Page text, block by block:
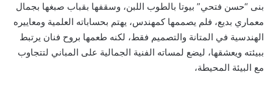
بنى “حسن فتحي” بيوتا بالطوب اللبن، وسقفها بقباب صبغها بجمال
معماري بديع، فلم يصممها كمهندس، يهتم بحساباته العلمية ومعاييره
الهندسية في المتانة والتصميم فقط، لكنه طعمها بروح فنان يرتبط
ببيئته ويعشقها، ليضع لمساته الفنية الجمالية على المباني لتتجاوب
مع البيئة المحيطة،